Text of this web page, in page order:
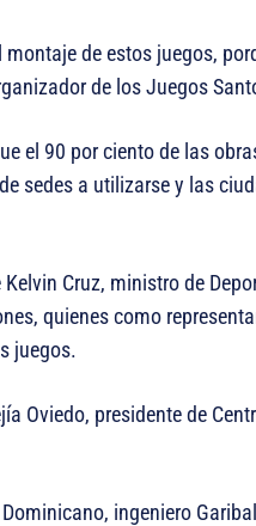
de estos juegos,
de los Juegos
el 90 por ciento de las
sedes a utilizarse y las
Cruz, ministro de
quienes como
juegos.
Oviedo, presidente de
ingeniero